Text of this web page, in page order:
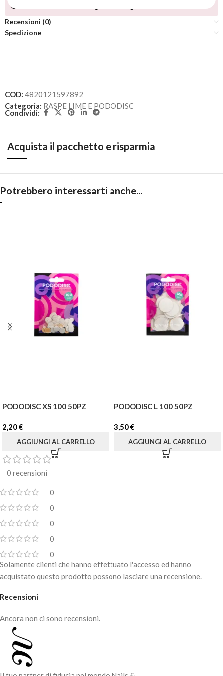
Recensioni (0)
Spedizione
COD: 4820121597892
Categoria: RASPE LIME E PODODISC
Condividi:
Acquista il pacchetto e risparmia
Potrebbero interessarti anche...
PODODISC XS 100 50PZ
2,20€
AGGIUNGI AL CARRELLO
PODODISC L 100 50PZ
3,50€
AGGIUNGI AL CARRELLO
0 recensioni
0
0
0
0
0
Recensioni
Ancora non ci sono recensioni.
Solamente clienti che hanno effettuato l'accesso ed hanno
acquistato questo prodotto possono lasciare una recensione.